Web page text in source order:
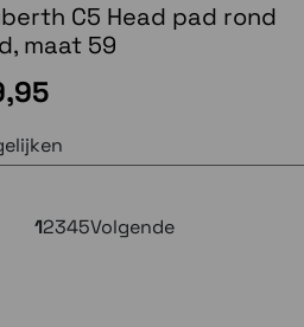
C5 Head pad rond
maat 59
12345Volgende